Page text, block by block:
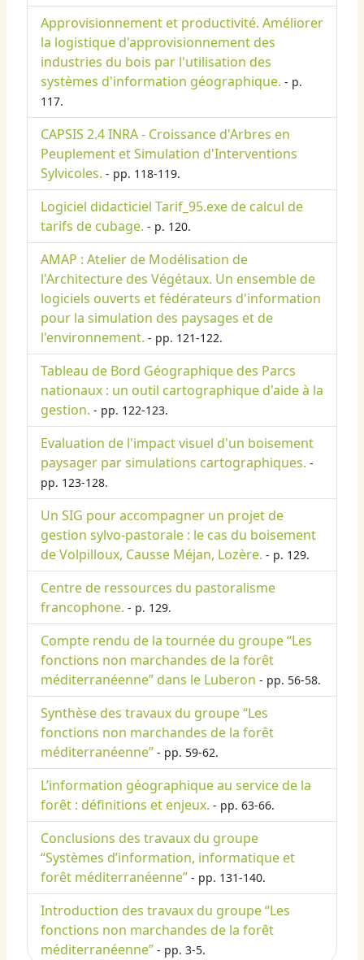
Approvisionnement et productivité. Améliorer
la logistique d'approvisionnement des
industries du bois par l'utilisation des
systèmes d'information géographique. - p.
117.
CAPSIS 2.4 INRA - Croissance d'Arbres en
Peuplement et Simulation d'Interventions
Sylvicoles. - pp. 118-119.
Logiciel didacticiel Tarif_95.exe de calcul de
tarifs de cubage. - p. 120.
AMAP : Atelier de Modélisation de
l'Architecture des Végétaux. Un ensemble de
logiciels ouverts et fédérateurs d'information
pour la simulation des paysages et de
l'environnement. - pp. 121-122.
Tableau de Bord Géographique des Parcs
nationaux : un outil cartographique d'aide à la
gestion. - pp. 122-123.
Evaluation de l'impact visuel d'un boisement
paysager par simulations cartographiques. -
pp. 123-128.
Un SIG pour accompagner un projet de
gestion sylvo-pastorale : le cas du boisement
de Volpilloux, Causse Méjan, Lozère. - p. 129.
Centre de ressources du pastoralisme
francophone. - p. 129.
Compte rendu de la tournée du groupe “Les
fonctions non marchandes de la forêt
méditerranéenne” dans le Luberon - pp. 56-58.
Synthèse des travaux du groupe “Les
fonctions non marchandes de la forêt
méditerranéenne” - pp. 59-62.
L’information géographique au service de la
forêt : définitions et enjeux. - pp. 63-66.
Conclusions des travaux du groupe
“Systèmes d’information, informatique et
forêt méditerranéenne” - pp. 131-140.
Introduction des travaux du groupe “Les
fonctions non marchandes de la forêt
méditerranéenne” - pp. 3-5.